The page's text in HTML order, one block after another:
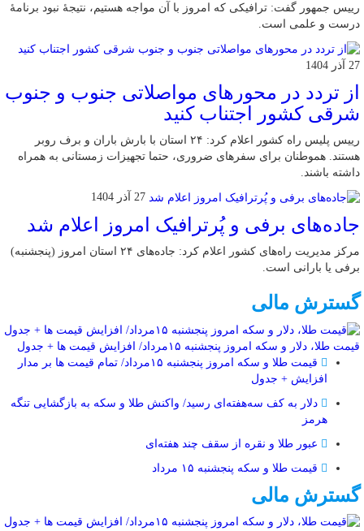
رییس جمهور گفت: ترافیکی که امروز با آن مواجه هستیم، نتیجۀ نبود برنامۀ
درست و علمی است.
27 آذر 1404
از تردد در محورهای مواصلاتی جنوب و جنوب
شرقی کشور اجتناب کنید
رییس پلیس راه کشور اعلام کرد: ۲۴ استان با بارش باران و برف روبر
هستند. هموطنان برای سفرهای ضروری، حتما تجهیزات زمستانی به همراه
داشته باشند.
27 آذر 1404
جاده‌های برفی و پُرترافیک امروز اعلام شد
مرکز مدیریت راه‌های کشور اعلام کرد: جاده‌های ۲۴ استان امروز (پنجشنبه)
برفی یا بارانی است.
گسترش مالی
قیمت طلا، دلار و سکه امروز پنجشنبه ۱۵مرداد/ افزایش قیمت ها + جدول
قیمت طلا و سکه امروز پنجشنبه ۱۵مرداد/ تمام قیمت ها بر مدار
افزایش + جدول
دلار به کف سه‌هفته‌ای رسید/ واکنش طلا و سکه به بازگشایی تنگه
هرمز
عبور طلا و نقره از سقف چند هفته‌ای
قیمت طلا و سکه پنجشنبه ۱۵ مرداد
گسترش مالی